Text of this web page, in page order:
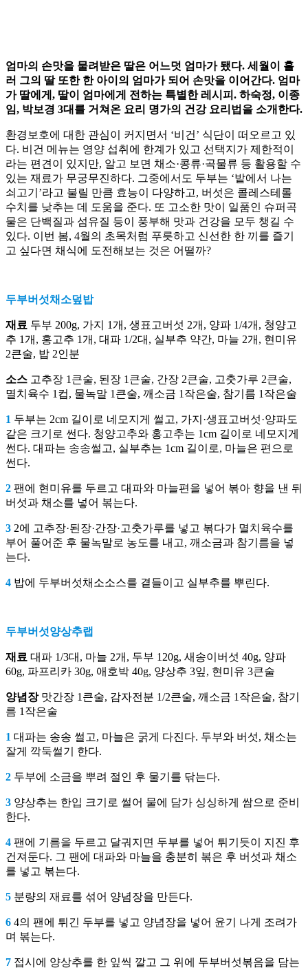
엄마의 손맛을 물려받은 딸은 어느덧 엄마가 됐다. 세월이 흘
러 그의 딸 또한 한 아이의 엄마가 되어 손맛을 이어간다. 엄마
가 딸에게, 딸이 엄마에게 전하는 특별한 레시피. 하숙정, 이종
임, 박보경 3대를 거쳐온 요리 명가의 건강 요리법을 소개한다.
환경보호에 대한 관심이 커지면서 ‘비건’ 식단이 떠오르고 있
다. 비건 메뉴는 영양 섭취에 한계가 있고 선택지가 제한적이
라는 편견이 있지만, 알고 보면 채소·콩류·곡물류 등 활용할 수
있는 재료가 무궁무진하다. 그중에서도 두부는 ‘밭에서 나는
쇠고기’라고 불릴 만큼 효능이 다양하고, 버섯은 콜레스테롤
수치를 낮추는 데 도움을 준다. 또 고소한 맛이 일품인 슈퍼곡
물은 단백질과 섬유질 등이 풍부해 맛과 건강을 모두 챙길 수
있다. 이번 봄, 4월의 초목처럼 푸릇하고 신선한 한 끼를 즐기
고 싶다면 채식에 도전해보는 것은 어떨까?
두부버섯채소덮밥
재료 두부 200g, 가지 1개, 생표고버섯 2개, 양파 1/4개, 청양고
추 1개, 홍고추 1개, 대파 1/2대, 실부추 약간, 마늘 2개, 현미유
2큰술, 밥 2인분
소스 고추장 1큰술, 된장 1큰술, 간장 2큰술, 고춧가루 2큰술,
멸치육수 1컵, 물녹말 1큰술, 깨소금 1작은술, 참기름 1작은술
1 두부는 2cm 길이로 네모지게 썰고, 가지·생표고버섯·양파도
같은 크기로 썬다. 청양고추와 홍고추는 1cm 길이로 네모지게
썬다. 대파는 송송썰고, 실부추는 1cm 길이로, 마늘은 편으로
썬다.
2 팬에 현미유를 두르고 대파와 마늘편을 넣어 볶아 향을 낸 뒤
버섯과 채소를 넣어 볶는다.
3 2에 고추장·된장·간장·고춧가루를 넣고 볶다가 멸치육수를
부어 풀어준 후 물녹말로 농도를 내고, 깨소금과 참기름을 넣
는다.
4 밥에 두부버섯채소소스를 곁들이고 실부추를 뿌린다.
두부버섯양상추랩
재료 대파 1/3대, 마늘 2개, 두부 120g, 새송이버섯 40g, 양파
60g, 파프리카 30g, 애호박 40g, 양상추 3잎, 현미유 3큰술
양념장맛간장 1큰술, 감자전분 1/2큰술, 깨소금 1작은술, 참기
름 1작은술
1 대파는 송송 썰고, 마늘은 굵게 다진다. 두부와 버섯, 채소는
잘게 깍둑썰기 한다.
2 두부에 소금을 뿌려 절인 후 물기를 닦는다.
3 양상추는 한입 크기로 썰어 물에 담가 싱싱하게 쌈으로 준비
한다.
4 팬에 기름을 두르고 달궈지면 두부를 넣어 튀기듯이 지진 후
건져둔다. 그 팬에 대파와 마늘을 충분히 볶은 후 버섯과 채소
를 넣고 볶는다.
5 분량의 재료를 섞어 양념장을 만든다.
6 4의 팬에 튀긴 두부를 넣고 양념장을 넣어 윤기 나게 조려가
며 볶는다.
7 접시에 양상추를 한 잎씩 깔고 그 위에 두부버섯볶음을 담는